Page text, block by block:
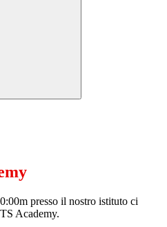
presso il nostro istituto ci
Academy.